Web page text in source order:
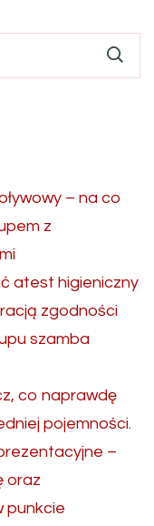
– na co
z
atest higieniczny
zgodności
szamba
co naprawdę
pojemności.
–
oraz
punkcie